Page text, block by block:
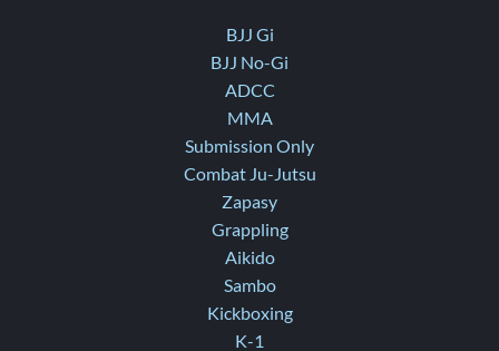
BJJ Gi
BJJ No-Gi
ADCC
MMA
Submission Only
Combat Ju-Jutsu
Zapasy
Grappling
Aikido
Sambo
Kickboxing
K-1